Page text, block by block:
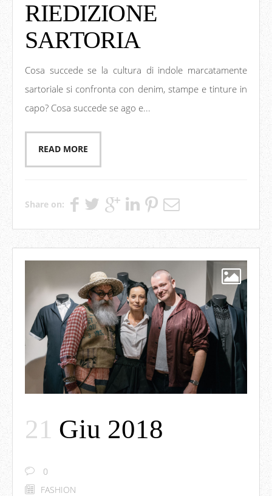
RIEDIZIONE
SARTORIA
Cosa succede se la cultura di indole marcatamente
sartoriale si confronta con denim, stampe e tinture in
capo? Cosa succede se ago e...
READ MORE
Share on:
21 Giu 2018
0
FASHION